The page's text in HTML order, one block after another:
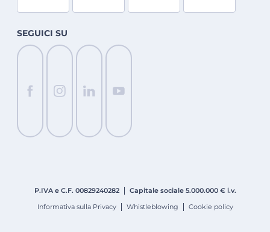
SEGUICI SU
P.IVA e C.F. 00829240282
Capitale sociale 5.000.000 € i.v.
Informativa sulla Privacy
Whistleblowing Cookie policy